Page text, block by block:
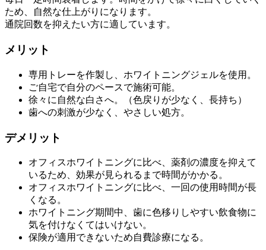
ため、自然な仕上がりになります。
通院回数を抑えたい方に適しています。
メリット
専用トレーを作製し、ホワイトニングジェルを使用。
ご自宅で自分のペースで施術可能。
徐々に自然な白さへ。（色戻りが少なく、長持ち）
歯への刺激が少なく、やさしい処方。
デメリット
オフィスホワイトニングに比べ、薬剤の濃度を抑えて
いるため、効果が見られるまで時間がかかる。
オフィスホワイトニングに比べ、一回の使用時間が長
くなる。
ホワイトニング期間中、歯に色移りしやすい飲食物に
気を付けなくてはいけない。
保険が適用できないため自費診療になる。